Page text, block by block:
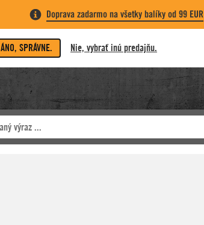
Doprava zadarmo na všetky balíky od 99 EUR
ÁNO, SPRÁVNE. Nie, vybrať inú predajňu.